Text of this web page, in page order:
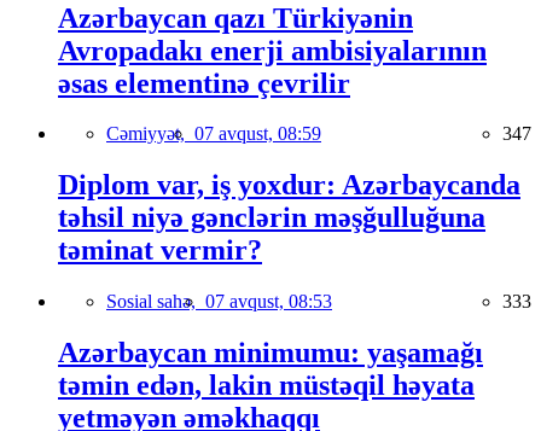
Azərbaycan qazı Türkiyənin
Avropadakı enerji ambisiyalarının
əsas elementinə çevrilir
Cəmiyyət, 07 avqust, 08:59 347
Diplom var, iş yoxdur: Azərbaycanda
təhsil niyə gənclərin məşğulluğuna
təminat vermir?
Sosial sahə, 07 avqust, 08:53 333
Azərbaycan minimumu: yaşamağı
təmin edən, lakin müstəqil həyata
yetməyən əməkhaqqı